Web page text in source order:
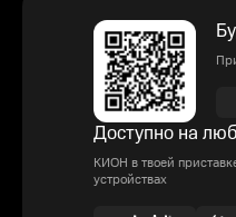
Доступно на
КИОН в твоей
устройствах